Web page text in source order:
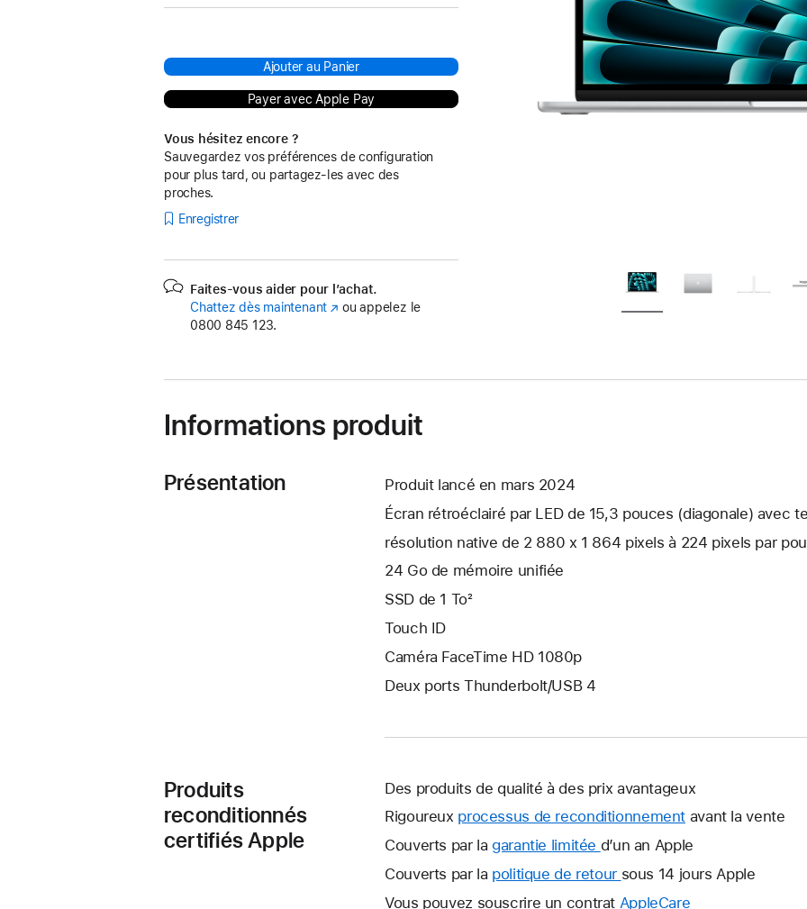
Ajouter au Panier
Payer avec Apple Pay
Vous hésitez encore ?
Sauvegardez vos préférences de configuration
pour plus tard, ou partagez-les avec des
proches.
Enregistrer
Faites-vous aider pour l’achat.
Chattez dès maintenant (s’ouvre
fenêtre)
ou appelez le
0800 845 123.
Informations produit
Présentation
Produit lancé en mars 2024
Écran rétroéclairé par LED de 15,3 pouces (diagonale) avec
résolution native de 2 880 x 1 864 pixels à 224 pixels par
24 Go de mémoire unifiée
SSD de 1 To²
Touch ID
Caméra FaceTime HD 1080p
Deux ports Thunderbolt/USB 4
Produits
reconditionnés
certifiés Apple
Des produits de qualité à des prix avantageux
Rigoureux processus de reconditionnement avant la vente
Couverts par la garantie limitée Une
nouvelle
d’un an Apple
Couverts par la politique de retour Une
nouvelle
sous 14 jours Apple
Vous pouvez souscrire un contrat AppleCare